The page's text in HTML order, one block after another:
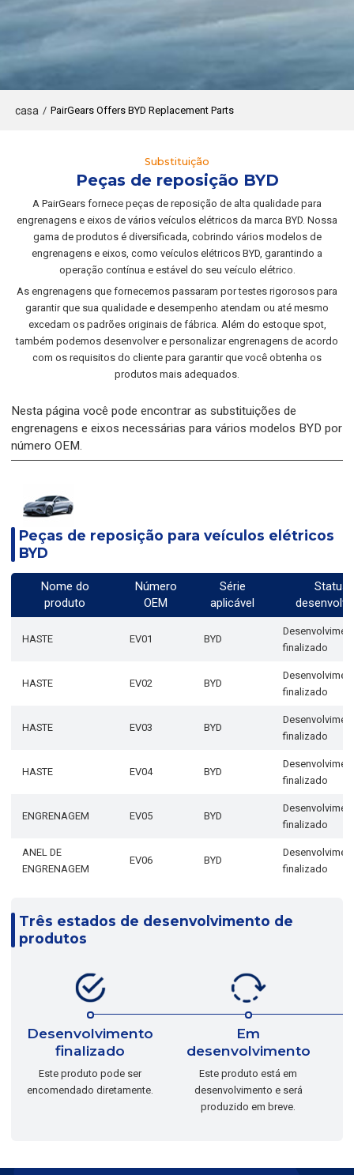
casa / PairGears Offers BYD Replacement Parts
Substituição
Peças de reposição BYD
A PairGears fornece peças de reposição de alta qualidade para
engrenagens e eixos de vários veículos elétricos da marca BYD. Nossa
gama de produtos é diversificada, cobrindo vários modelos de
engrenagens e eixos, como veículos elétricos BYD, garantindo a
operação contínua e estável do seu veículo elétrico.
As engrenagens que fornecemos passaram por testes rigorosos para
garantir que sua qualidade e desempenho atendam ou até mesmo
excedam os padrões originais de fábrica. Além do estoque spot,
também podemos desenvolver e personalizar engrenagens de acordo
com os requisitos do cliente para garantir que você obtenha os
produtos mais adequados.
Nesta página você pode encontrar as substituições de
engrenagens e eixos necessárias para vários modelos BYD por
número OEM.
Peças de reposição para veículos elétricos
BYD
Nome do
produto
Número
OEM
Série
aplicável
Status
HASTE EV01 BYD
finalizado
HASTE EV02 BYD
finalizado
HASTE EV03 BYD
finalizado
HASTE EV04 BYD
finalizado
ENGRENAGEM EV05 BYD
finalizado
ANEL DE
ENGRENAGEM
EV06 BYD
finalizado
Três estados de desenvolvimento de
produtos
Desenvolvimento
finalizado
Este produto pode ser
encomendado diretamente.
Em
desenvolvimento
Este produto está em
desenvolvimento e será
produzido em breve.